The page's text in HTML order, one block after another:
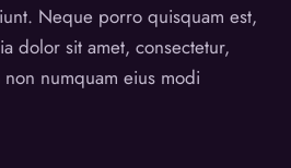
Neque porro quisquam est,
dolor sit amet, consectetur,
numquam eius modi